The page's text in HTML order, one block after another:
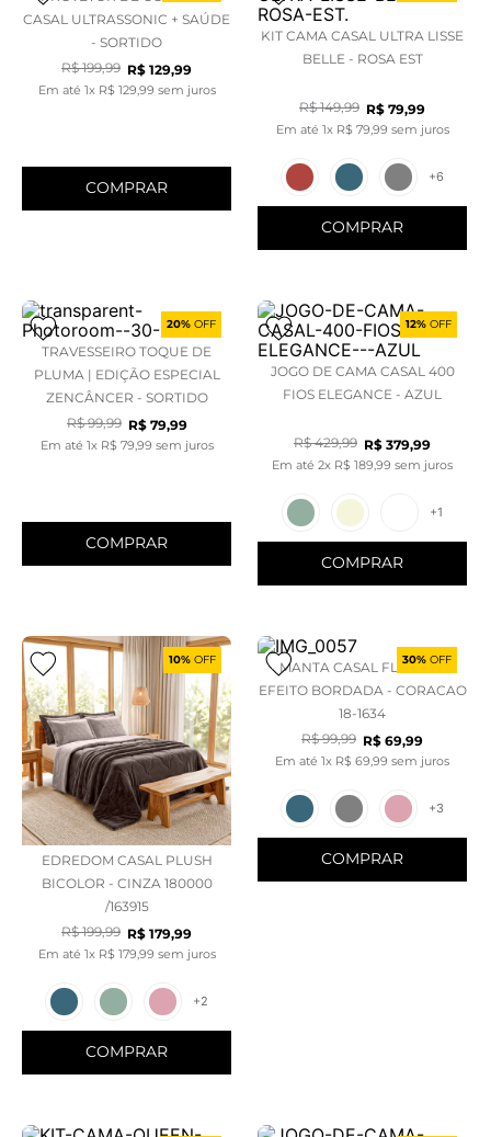
CASAL ULTRASSONIC + SAÚDE
- SORTIDO
R$ 199,99 R$ 129,99
Em até 1x R$ 129 99 sem juros
COMPRAR
KIT CAMA CASAL ULTRA LISSE
BELLE - ROSA EST
R$ 149,99 R$ 79,99
Em até 1x R$ 79 99 sem juros
+6
COMPRAR
20% OFF
TRAVESSEIRO TOQUE DE
PLUMA | EDIÇÃO ESPECIAL
ZENCÂNCER - SORTIDO
R$ 99,99 R$ 79,99
Em até 1x R$ 79 99 sem juros
COMPRAR
12% OFF
JOGO DE CAMA CASAL 400
FIOS ELEGANCE - AZUL
R$ 429,99 R$ 379,99
Em até 2x R$ 189 99 sem juros
+1
COMPRAR
10% OFF
EDREDOM CASAL PLUSH
BICOLOR - CINZA 180000
/163915
R$ 199,99 R$ 179,99
Em até 1x R$ 179 99 sem juros
+2
COMPRAR
30% OFF
MANTA CASAL FLANNEL
EFEITO BORDADA - CORACAO
18-1634
R$ 99,99 R$ 69,99
Em até 1x R$ 69 99 sem juros
+3
COMPRAR